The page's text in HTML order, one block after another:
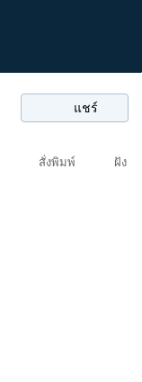
แชร์
สั่งพิมพ์ ฝัง